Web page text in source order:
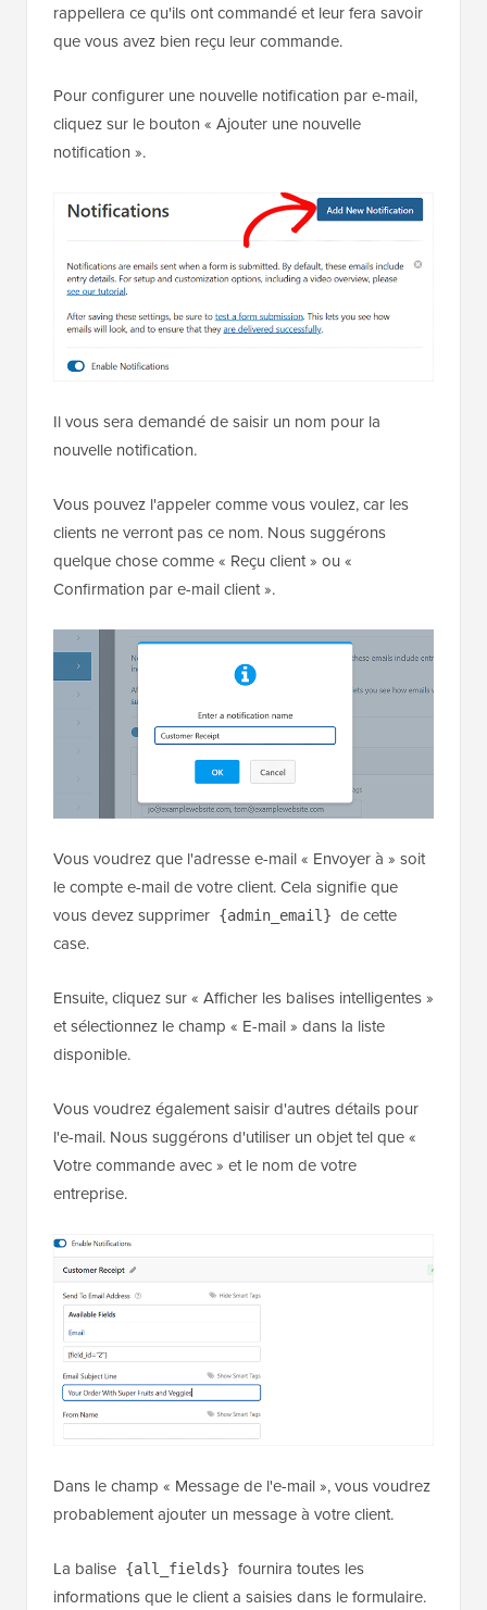
rappellera ce qu'ils ont commandé et leur fera savoir
que vous avez bien reçu leur commande.
Pour configurer une nouvelle notification par e-mail,
cliquez sur le bouton « Ajouter une nouvelle
notification ».
Il vous sera demandé de saisir un nom pour la
nouvelle notification.
Vous pouvez l'appeler comme vous voulez, car les
clients ne verront pas ce nom. Nous suggérons
quelque chose comme « Reçu client » ou «
Confirmation par e-mail client ».
Vous voudrez que l'adresse e-mail « Envoyer à » soit
le compte e-mail de votre client. Cela signifie que
vous devez supprimer {admin_email} de cette
case.
Ensuite, cliquez sur « Afficher les balises intelligentes »
et sélectionnez le champ « E-mail » dans la liste
disponible.
Vous voudrez également saisir d'autres détails pour
l'e-mail. Nous suggérons d'utiliser un objet tel que «
Votre commande avec » et le nom de votre
entreprise.
Dans le champ « Message de l'e-mail », vous voudrez
probablement ajouter un message à votre client.
La balise {all_fields} fournira toutes les
informations que le client a saisies dans le formulaire.